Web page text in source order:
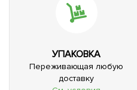
УПАКОВКА
Переживающая любую
доставку